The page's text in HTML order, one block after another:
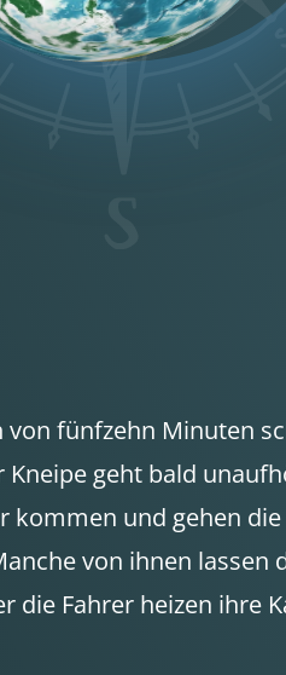
fünfzehn Minuten
Kneipe geht bald
kommen und gehen
von ihnen
die Fahrer heizen ihre